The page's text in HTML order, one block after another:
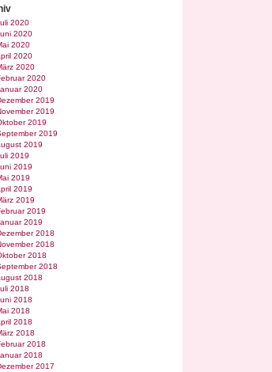
2020
2020
2020
2020
2020
2020
2020
2019
2019
2019
2019
2019
2019
2019
2019
2019
2019
2019
2019
2018
2018
2018
2018
2018
2018
2018
2018
2018
2018
2018
2018
2017